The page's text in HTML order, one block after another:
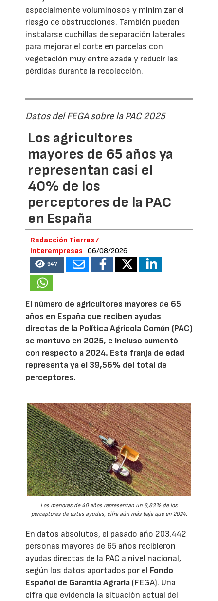
especialmente voluminosos y minimizar el
riesgo de obstrucciones. También pueden
instalarse cuchillas de separación laterales
para mejorar el corte en parcelas con
vegetación muy entrelazada y reducir las
pérdidas durante la recolección.
Datos del FEGA sobre la PAC 2025
Los agricultores
mayores de 65 años ya
representan casi el
40% de los
perceptores de la PAC
en España
Redacción Tierras /
Interempresas
06/08/2026
947
El número de agricultores mayores de 65
años en España que reciben ayudas
directas de la Política Agrícola Común (PAC)
se mantuvo en 2025, e incluso aumentó
con respecto a 2024. Esta franja de edad
representa ya el 39,56% del total de
perceptores.
Los menores de 40 años representan un 8,83% de los
perceptores de estas ayudas, cifra aún más baja que en 2024.
En datos absolutos, el pasado año 203.442
personas mayores de 65 años recibieron
ayudas directas de la PAC a nivel nacional,
según los datos aportados por el Fondo
Español de Garantía Agraria (FEGA). Una
cifra que evidencia la situación actual del